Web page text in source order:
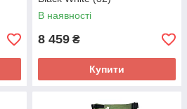
В наявності
8 459 ₴
Купити